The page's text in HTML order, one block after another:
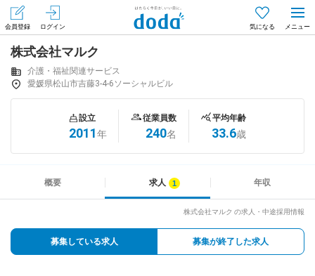
会員登録 ログイン 気になる
会員登録（無料）
はじめてdodaをご利用される方へ
求人を紹介してもらう
知りたい・聞きたい
株式会社マルク
介護・福祉関連サービス
愛媛県松山市吉藤3-4-6ソーシャルビル
設立
2011年
従業員数
240名
平均年齢
33.6歳
概要 求人 年収
株式会社マルク の求人・中途採用情報
募集している求人 募集が終了した求人